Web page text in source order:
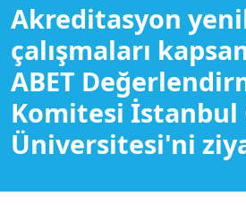
Akreditasyon
çalışmaları
ABET
Komitesi İstanbul
Üniversitesi'ni